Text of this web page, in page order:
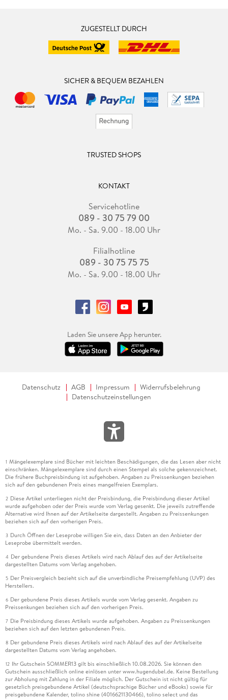
ZUGESTELLT DURCH
SICHER & BEQUEM BEZAHLEN
TRUSTED SHOPS
KONTAKT
Servicehotline
089 - 30 75 79 00
Mo. - Sa. 9.00 - 18.00 Uhr
Filialhotline
089 - 30 75 75 75
Mo. - Sa. 9.00 - 18.00 Uhr
Laden Sie unsere App herunter.
Datenschutz AGB Impressum
Widerrufsbelehrung
Datenschutzeinstellungen
1 Mängelexemplare sind Bücher mit leichten Beschädigungen, die das Lesen aber nicht
einschränken. Mängelexemplare sind durch einen Stempel als solche gekennzeichnet.
Die frühere Buchpreisbindung ist aufgehoben. Angaben zu Preissenkungen beziehen
sich auf den gebundenen Preis eines mangelfreien Exemplars.
2 Diese Artikel unterliegen nicht der Preisbindung, die Preisbindung dieser Artikel
wurde aufgehoben oder der Preis wurde vom Verlag gesenkt. Die jeweils zutreffende
Alternative wird Ihnen auf der Artikelseite dargestellt. Angaben zu Preissenkungen
beziehen sich auf den vorherigen Preis.
3 Durch Öffnen der Leseprobe willigen Sie ein, dass Daten an den Anbieter der
Leseprobe übermittelt werden.
4 Der gebundene Preis dieses Artikels wird nach Ablauf des auf der Artikelseite
dargestellten Datums vom Verlag angehoben.
5 Der Preisvergleich bezieht sich auf die unverbindliche Preisempfehlung (UVP) des
Herstellers.
6 Der gebundene Preis dieses Artikels wurde vom Verlag gesenkt. Angaben zu
Preissenkungen beziehen sich auf den vorherigen Preis.
7 Die Preisbindung dieses Artikels wurde aufgehoben. Angaben zu Preissenkungen
beziehen sich auf den letzten gebundenen Preis.
8 Der gebundene Preis dieses Artikels wird nach Ablauf des auf der Artikelseite
dargestellten Datums vom Verlag angehoben.
12 Ihr Gutschein SOMMER13 gilt bis einschließlich 10.08.2026. Sie können den
Gutschein ausschließlich online einlösen unter www.hugendubel.de. Keine Bestellung
zur Abholung mit Zahlung in der Filiale möglich. Der Gutschein ist nicht gültig für
gesetzlich preisgebundene Artikel (deutschsprachige Bücher und eBooks) sowie für
preisgebundene Kalender, tolino shine (4016621130466), tolino select und das